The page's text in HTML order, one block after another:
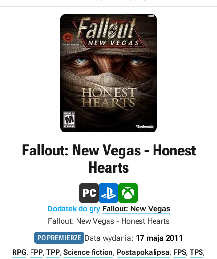
Fallout: New Vegas - Honest
Hearts
Dodatek do gry Fallout: New Vegas
Fallout: New Vegas - Honest Hearts
PO PREMIERZE Data wydania: 17 maja 2011
RPG, FPP, TPP, Science fiction, Postapokalipsa, FPS, TPS,